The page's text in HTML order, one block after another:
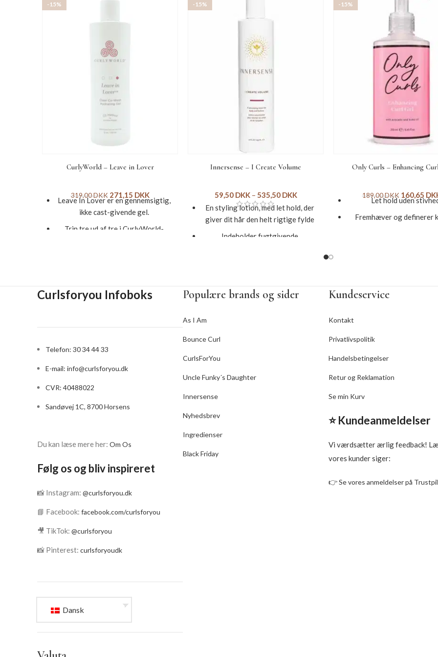
-15%
CurlyWorld – Leave in Lover
319,00DKK 271,15 DKK
Leave In Lover er en gennemsigtig,
ikke cast-givende gel.
Trin tre ud af tre i CurlyWorld-
Forsegler alle hårets lag.
Bruges efter rens og pleje.
-15%
Innersense – I Create Volume
59,50 DKK – 535,50 DKK
En styling lotion, med let hold, der
giver dit hår den helt rigtige fylde
Indeholder fugtgivende
glansfuldt og fint hår
Tilfører hår og hårrødder fugt og
OBS. Innersense er igang med et
skifte deres travel størrelser fra
får vi sæt med flasker, andre gange
-15%
Only Curls – Enhancing
189,00DKK 160,65
Let hold uden
Fremhæver og definerer
Curlsforyou Infoboks
Telefon: 30 34 44 33
E-mail: info@curlsforyou.dk
CVR: 40488022
Sandøvej 1C, 8700 Horsens
Du kan læse mere her: Om Os
Følg os og bliv inspireret
📸 Instagram: @curlsforyou.dk
📘 Facebook: facebook.com/curlsforyou
🎥 TikTok: @curlsforyou
📸 Pinterest: curlsforyoudk
Dansk
Populære brands og sider
As I Am
Bounce Curl
CurlsForYou
Uncle Funky´s Daughter
Innersense
Nyhedsbrev
Ingredienser
Black Friday
Kundeservice
Kontakt
Privatlivspolitik
Handelsbetingelser
Retur og Reklamation
Se min Kurv
⭐ Kundeanmeldelser
Vi værdsætter ærlig feedback!
vores kunder siger:
👉Se vores anmeldelser på